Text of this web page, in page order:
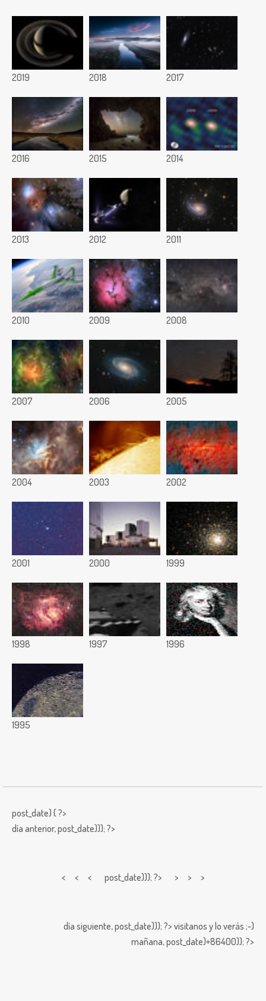
2019 2018 2017
2016 2015 2014
2013 2012 2011
2010 2009 2008
2007 2006 2005
2004 2003 2002
2001 2000 1999
1998 1997 1996
1995
post_date) { ?>
día anterior,post_date))); ?>
< < < post_date))); ?> > > >
día siguiente,post_date))); ?> visitanos y lo verás ;-)
mañana,post_date)+86400)); ?>